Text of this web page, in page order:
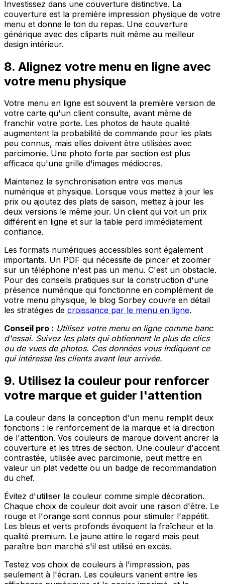
Investissez dans une couverture distinctive. La
couverture est la première impression physique de votre
menu et donne le ton du repas. Une couverture
générique avec des cliparts nuit même au meilleur
design intérieur.
8. Alignez votre menu en ligne avec
votre menu physique
Votre menu en ligne est souvent la première version de
votre carte qu'un client consulte, avant même de
franchir votre porte. Les photos de haute qualité
augmentent la probabilité de commande pour les plats
peu connus, mais elles doivent être utilisées avec
parcimonie. Une photo forte par section est plus
efficace qu'une grille d'images médiocres.
Maintenez la synchronisation entre vos menus
numérique et physique. Lorsque vous mettez à jour les
prix ou ajoutez des plats de saison, mettez à jour les
deux versions le même jour. Un client qui voit un prix
différent en ligne et sur la table perd immédiatement
confiance.
Les formats numériques accessibles sont également
importants. Un PDF qui nécessite de pincer et zoomer
sur un téléphone n'est pas un menu. C'est un obstacle.
Pour des conseils pratiques sur la construction d'une
présence numérique qui fonctionne en complément de
votre menu physique, le blog Sorbey couvre en détail
les stratégies de croissance par le menu en ligne.
Conseil pro : Utilisez votre menu en ligne comme banc
d'essai. Suivez les plats qui obtiennent le plus de clics
ou de vues de photos. Ces données vous indiquent ce
qui intéresse les clients avant leur arrivée.
9. Utilisez la couleur pour renforcer
votre marque et guider l'attention
La couleur dans la conception d'un menu remplit deux
fonctions : le renforcement de la marque et la direction
de l'attention. Vos couleurs de marque doivent ancrer la
couverture et les titres de section. Une couleur d'accent
contrastée, utilisée avec parcimonie, peut mettre en
valeur un plat vedette ou un badge de recommandation
du chef.
Évitez d'utiliser la couleur comme simple décoration.
Chaque choix de couleur doit avoir une raison d'être. Le
rouge et l'orange sont connus pour stimuler l'appétit.
Les bleus et verts profonds évoquent la fraîcheur et la
qualité premium. Le jaune attire le regard mais peut
paraître bon marché s'il est utilisé en excès.
Testez vos choix de couleurs à l'impression, pas
seulement à l'écran. Les couleurs varient entre les